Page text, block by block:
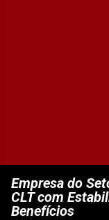
Empresa do
CLT com
Benefícios